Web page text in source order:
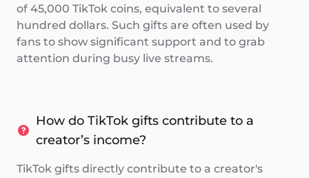
of 45,000 TikTok coins, equivalent to several
hundred dollars. Such gifts are often used by
fans to show significant support and to grab
attention during busy live streams.
How do TikTok gifts contribute to a
creator’s income?
TikTok gifts directly contribute to a creator's